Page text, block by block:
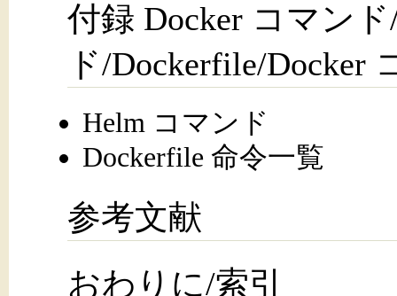
付録 Docker コマン
ド/Dockerfile/Docker
Helm コマンド
Dockerfile 命令一覧
参考文献
おわりに/索引